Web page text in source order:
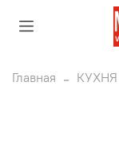
Главная КУХНЯ